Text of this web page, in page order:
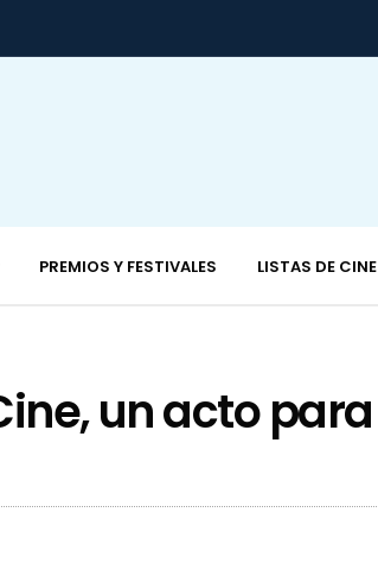
PREMIOS Y FESTIVALES LISTAS DE CINE
un acto para